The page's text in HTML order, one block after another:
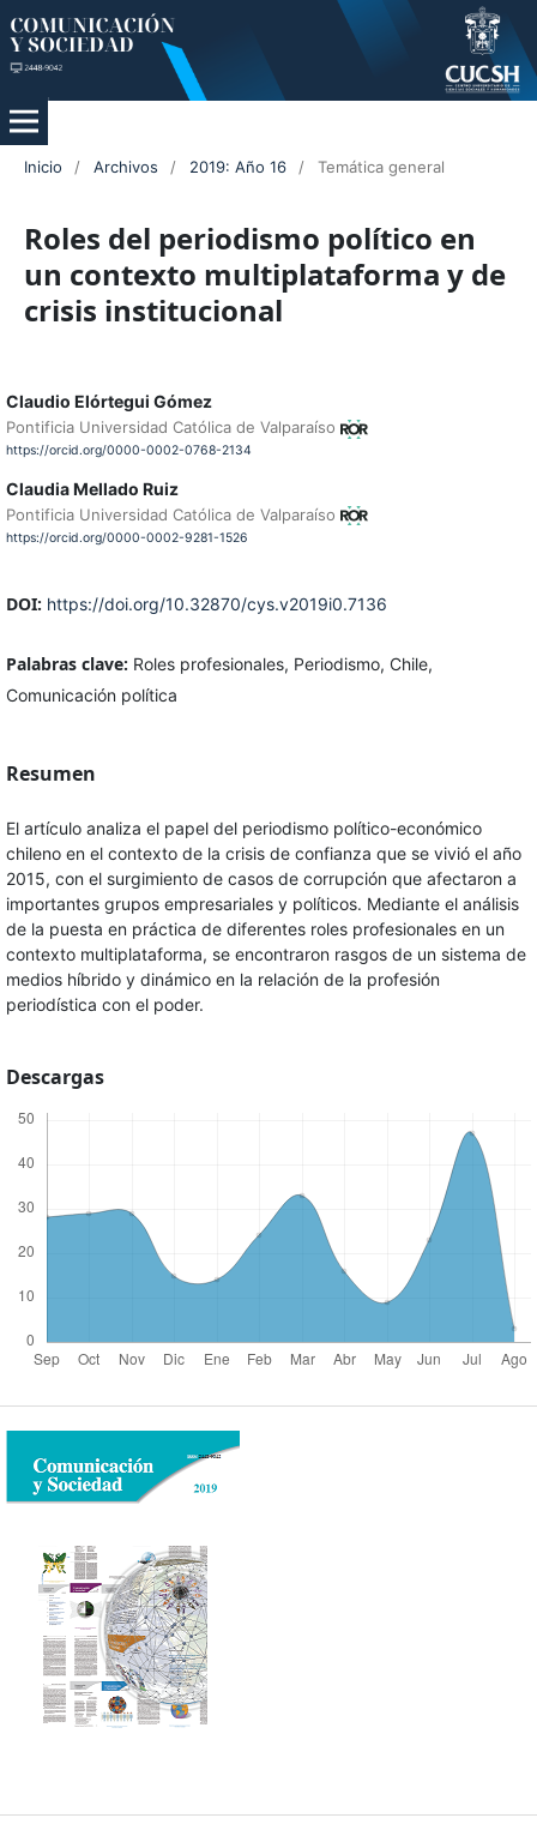
Inicio / Archivos / 2019: Año 16 / Temática general
Roles del periodismo político en
un contexto multiplataforma y de
crisis institucional
Claudio Elórtegui Gómez
Pontificia Universidad Católica de Valparaíso
https://orcid.org/0000-0002-0768-2134
Claudia Mellado Ruiz
Pontificia Universidad Católica de Valparaíso
https://orcid.org/0000-0002-9281-1526
DOI: https://doi.org/10.32870/cys.v2019i0.7136
Palabras clave: Roles profesionales, Periodismo, Chile,
Comunicación política
Resumen
El artículo analiza el papel del periodismo político-económico
chileno en el contexto de la crisis de confianza que se vivió el año
2015, con el surgimiento de casos de corrupción que afectaron a
importantes grupos empresariales y políticos. Mediante el análisis
de la puesta en práctica de diferentes roles profesionales en un
contexto multiplataforma, se encontraron rasgos de un sistema de
medios híbrido y dinámico en la relación de la profesión
periodística con el poder.
Descargas